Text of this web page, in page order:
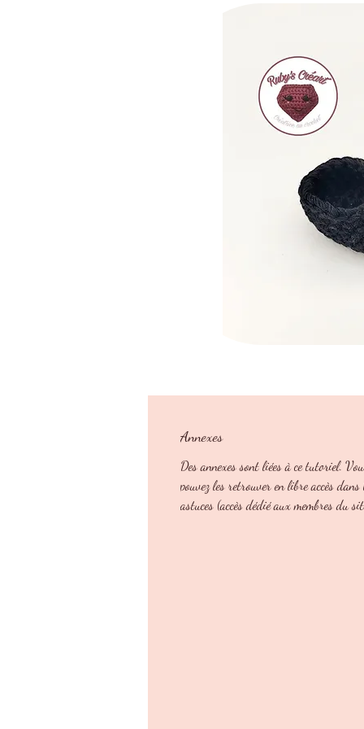
Annexes
Des annexes sont liées à ce tutoriel.
pouvez les retrouver en libre accès dans
astuces (accès dédié aux membres du